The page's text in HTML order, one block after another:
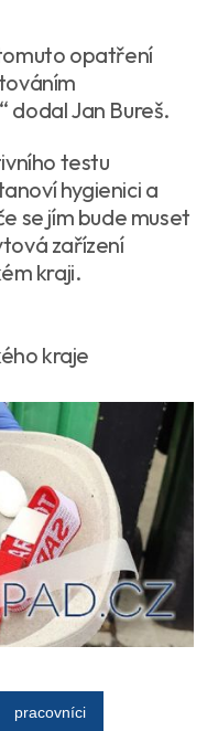
opatření
dodal Jan Bureš.
testu
hygienici a
se jím bude muset
zařízení
kraji.
kraje
pracovníci